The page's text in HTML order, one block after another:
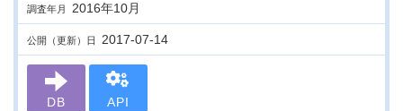
調査年月 2016年10月
公開（更新）日 2017-07-14
DB API